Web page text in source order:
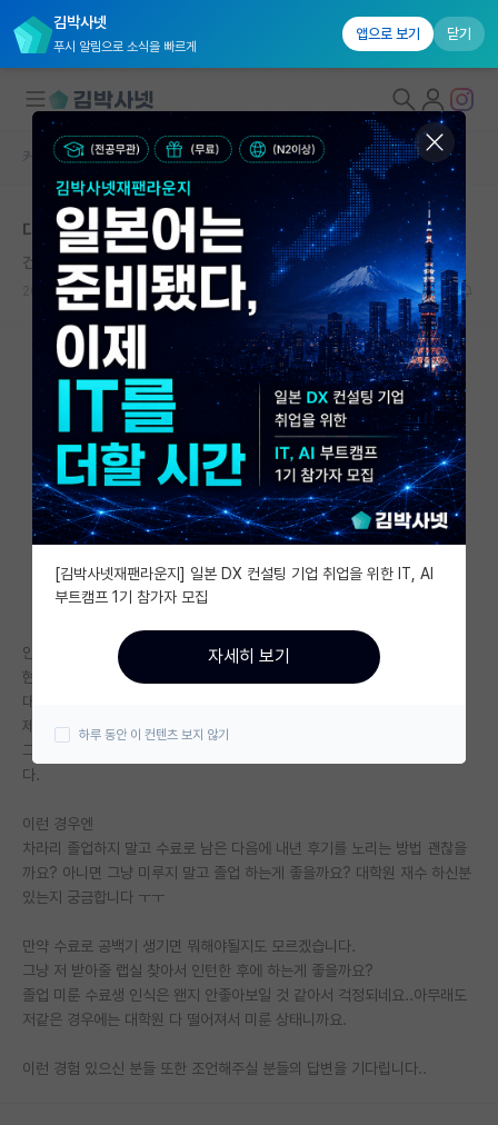
김박사넷
푸시 알림으로 소식을 빠르게
앱으로 보기 닫기
대학원생 모집
국내대학원 정보
연구실&오픈랩
커뮤니티
커뮤니티 홈
전체글보기
베스트 게시판
IF 명예의전당
자유 게시판(아무개랩)
미국 유학 게시판
미국 대학원 합격 후기 게시판
대학원생 모집 게시판
연구실(PI) 홍보 게시판
임용 정보 게시판
학부 인턴 게시판
취업 게시판
임용 후기 게시판
PI 전용 게시판
인문사회 계열 게시판
커뮤니티 홈 자유 게시판(아무개랩)
대학원 진학을 위해
건강한 그레고어 멘델
2023.10.16 2 1614
안녕하세요
현재 4학년 2학기 재학중인 학생입니다.
대학원 입학을 위해 원서접수 중인데요.
제가 아무래도 이번학기에 대학원 다 떨어질까봐 두렵습니다.
그래서 다 떨어지게 되면 아무것도 못한채로 졸업만 남겨두게 될 것 같습니
다.
이런 경우엔
차라리 졸업하지 말고 수료로 남은 다음에 내년 후기를 노리는 방법 괜찮을
까요? 아니면 그냥 미루지 말고 졸업 하는게 좋을까요? 대학원 재수 하신분
있는지 궁금합니다 ㅜㅜ
만약 수료로 공백기 생기면 뭐해야될지도 모르겠습니다.
그냥 저 받아줄 랩실 찾아서 인턴한 후에 하는게 좋을까요?
졸업 미룬 수료생 인식은 왠지 안좋아보일 것 같아서 걱정되네요..아무래도
저같은 경우에는 대학원 다 떨어져서 미룬 상태니까요.
이런 경험 있으신 분들 또한 조언해주실 분들의 답변을 기다립니다..
[김박사넷재팬라운지] 일본 DX 컨설팅 기업 취업을 위한 IT, AI
부트캠프 1기 참가자 모집
자세히 보기
하루 동안 이 컨텐츠 보지 않기